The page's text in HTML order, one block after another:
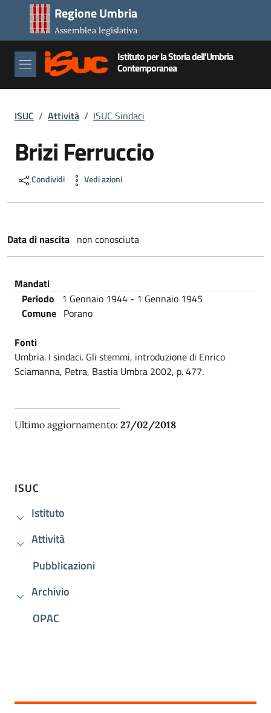
Salta al contenuto principale
Salta al piè di paginaRegione Umbria
Assemblea legislativa
Istituto per la Storia dell'Umbria
Contemporanea
Briciole di pane
ISUC / Attività / ISUC Sindaci
Brizi Ferruccio
Condividi Vedi azioni
Data di nascita non conosciuta
Mandati
Periodo
1 Gennaio 1944 - 1 Gennaio 1945
Comune Porano
Fonti
Umbria. I sindaci. Gli stemmi, introduzione di Enrico
Sciamanna, Petra, Bastia Umbra 2002, p. 477.
Ultimo aggiornamento: 27/02/2018
ISUC
Istituto
Attività
Pubblicazioni
Archivio
OPAC